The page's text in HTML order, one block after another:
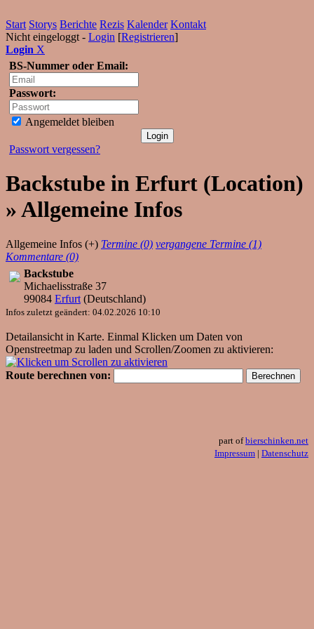
Start Storys Berichte Rezis Kalender Kontakt
Nicht eingeloggt - Login [Registrieren]
Login X
BS-Nummer oder Email:
Passwort:
Angemeldet bleiben
Passwort vergessen?
Backstube in Erfurt (Location)
» Allgemeine Infos
Allgemeine Infos (+) Termine (0) vergangene Termine (1)
Kommentare (0)
Backstube
Michaelisstraße 37
99084 Erfurt (Deutschland)
Infos zuletzt geändert: 04.02.2026 10:10
Detailansicht in Karte. Einmal Klicken um Daten von
Openstreetmap zu laden und Scrollen/Zoomen zu aktivieren:
Route berechnen von:
part ofbierschinken.net
Impressum | Datenschutz